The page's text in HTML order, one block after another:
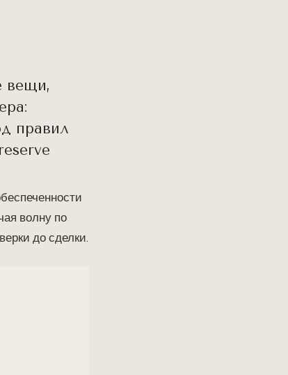
вещи,
правил
волну по
до сделки.